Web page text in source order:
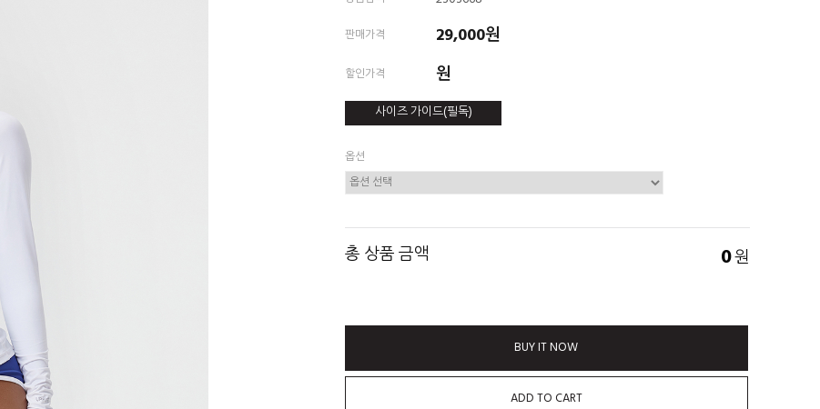
판매가격 29,000원
할인가격 원
사이즈 가이드(필독)
옵션
총 상품 금액 0원
BUY IT NOW
ADD TO CART